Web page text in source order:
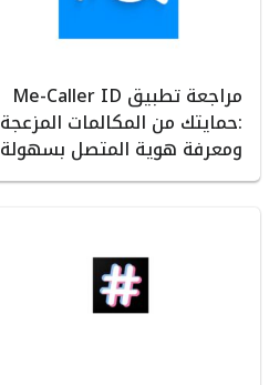
مراجعة تطبيق Me-Caller ID
:حمايتك من المكالمات المزعجة
ومعرفة هوية المتصل بسهولة